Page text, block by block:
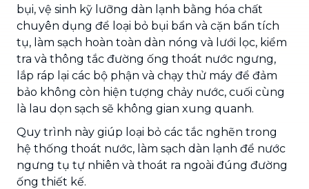
bụi, vệ sinh kỹ lưỡng dàn lạnh bằng hóa chất
chuyên dụng để loại bỏ bụi bẩn và cặn bẩn tích
tụ, làm sạch hoàn toàn dàn nóng và lưới lọc, kiểm
tra và thông tắc đường ống thoát nước ngưng,
lắp ráp lại các bộ phận và chạy thử máy để đảm
bảo không còn hiện tượng chảy nước, cuối cùng
là lau dọn sạch sẽ không gian xung quanh.
Quy trình này giúp loại bỏ các tắc nghẽn trong
hệ thống thoát nước, làm sạch dàn lạnh để nước
ngưng tụ tự nhiên và thoát ra ngoài đúng đường
ống thiết kế.